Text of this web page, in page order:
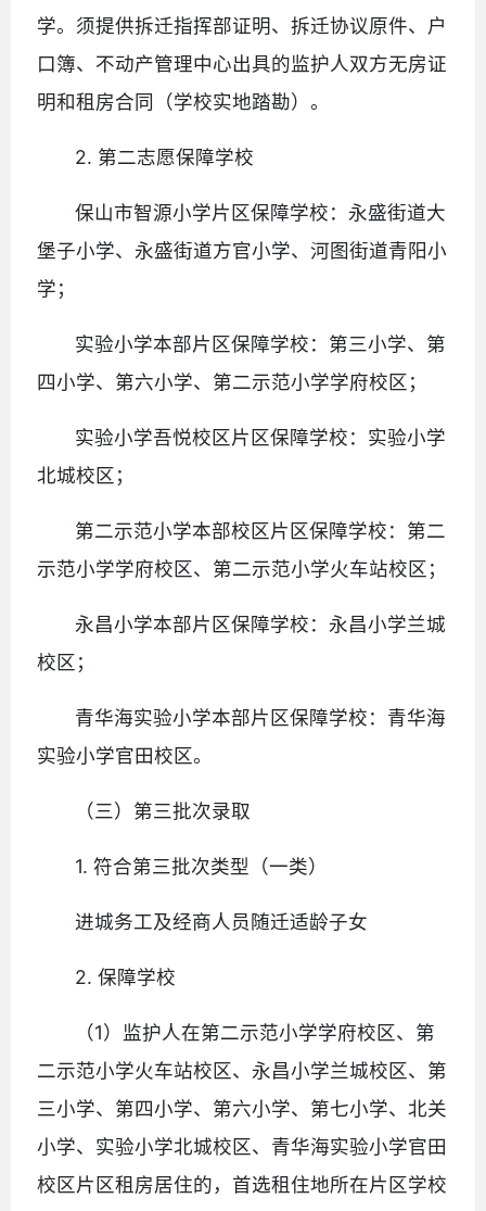
学。须提供拆迁指挥部证明、拆迁协议原件、户
口簿、不动产管理中心出具的监护人双方无房证
明和租房合同（学校实地踏勘）。
2. 第二志愿保障学校
保山市智源小学片区保障学校：永盛街道大
堡子小学、永盛街道方官小学、河图街道青阳小
学；
实验小学本部片区保障学校：第三小学、第
四小学、第六小学、第二示范小学学府校区；
实验小学吾悦校区片区保障学校：实验小学
北城校区；
第二示范小学本部校区片区保障学校：第二
示范小学学府校区、第二示范小学火车站校区；
永昌小学本部片区保障学校：永昌小学兰城
校区；
青华海实验小学本部片区保障学校：青华海
实验小学官田校区。
（三）第三批次录取
1. 符合第三批次类型（一类）
进城务工及经商人员随迁适龄子女
2. 保障学校
（1）监护人在第二示范小学学府校区、第
二示范小学火车站校区、永昌小学兰城校区、第
三小学、第四小学、第六小学、第七小学、北关
小学、实验小学北城校区、青华海实验小学官田
校区片区租房居住的，首选租住地所在片区学校